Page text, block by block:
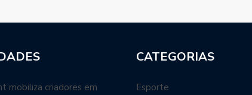
mobiliza criadores em
CATEGORIAS
Esporte